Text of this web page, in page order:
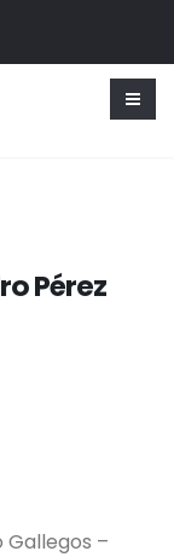
Pérez
Gallegos –